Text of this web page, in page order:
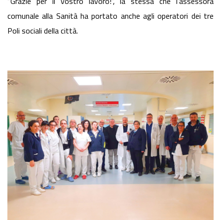
comunale alla Sanità ha portato anche agli operatori dei tre
Poli sociali della città.